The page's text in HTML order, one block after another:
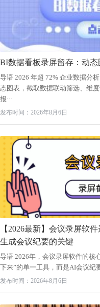
BI数据看板录屏留存：动
导语 2026 年超 72% 企业数据分
态图表，截取数据联动筛选、维
报···
发布时间：2026年8月6日
【2026最新】会议录屏软
生成会议纪要的关键
导语 2026年，会议录屏软件的核
下来”的单一工具，而是AI会议纪
发布时间：2026年8月6日